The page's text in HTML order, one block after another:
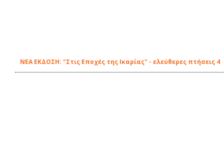
ΝΕΑ ΕΚΔΟΣΗ: "Στις Εποχές της Ικαρίας" - ελεύθερες πτήσεις 4